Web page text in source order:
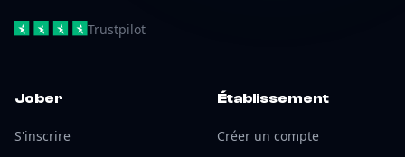
Trustpilot
Jober
S'inscrire
Établissement
Créer un compte